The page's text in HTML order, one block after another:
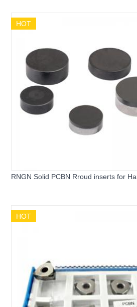
HOT
RNGN Solid PCBN Rroud inserts for
HOT